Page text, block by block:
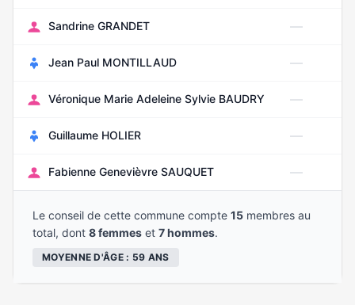
Sandrine GRANDET —
Jean Paul MONTILLAUD —
Véronique Marie Adeleine Sylvie BAUDRY —
Guillaume HOLIER —
Fabienne Genevièvre SAUQUET —
Le conseil de cette commune compte 15 membres au
total, dont 8 femmes et 7 hommes.
MOYENNE D'ÂGE : 59 ANS